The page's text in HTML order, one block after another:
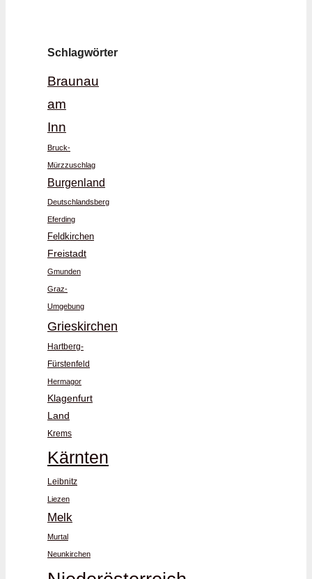
Schlagwörter
Braunau
am
Inn
Bruck-
Mürzzuschlag
Burgenland
Deutschlandsberg
Eferding
Feldkirchen
Freistadt
Gmunden
Graz-
Umgebung
Grieskirchen
Hartberg-
Fürstenfeld
Hermagor
Klagenfurt
Land
Krems
Kärnten
Leibnitz
Liezen
Melk
Murtal
Neunkirchen